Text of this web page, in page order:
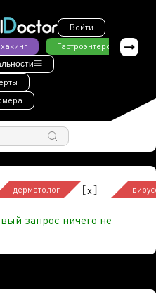
Войти
Гастроэнтерология
дерматолог [x]
запрос ничего не